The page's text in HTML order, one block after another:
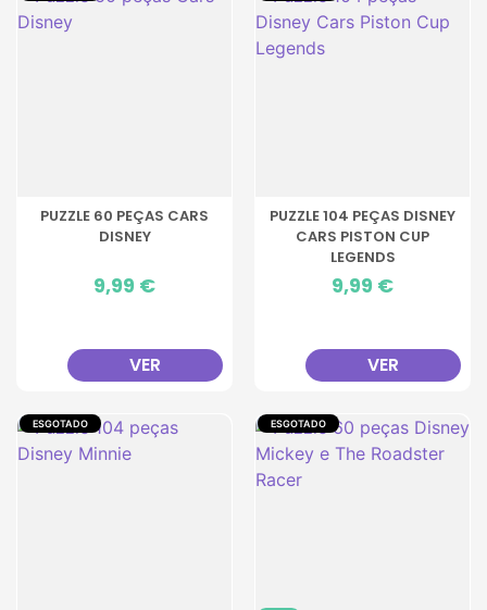
PUZZLE 60 PEÇAS CARS
DISNEY
Preço
9,99 €
VER
PUZZLE 104 PEÇAS DISNEY
CARS PISTON CUP
LEGENDS
Preço
9,99 €
VER
ESGOTADO ESGOTADO